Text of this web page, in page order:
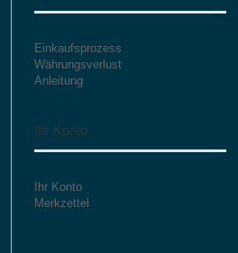
Einkaufsprozess
Währungsverlust
Anleitung
Ihr Konto
Ihr Konto
Merkzettel